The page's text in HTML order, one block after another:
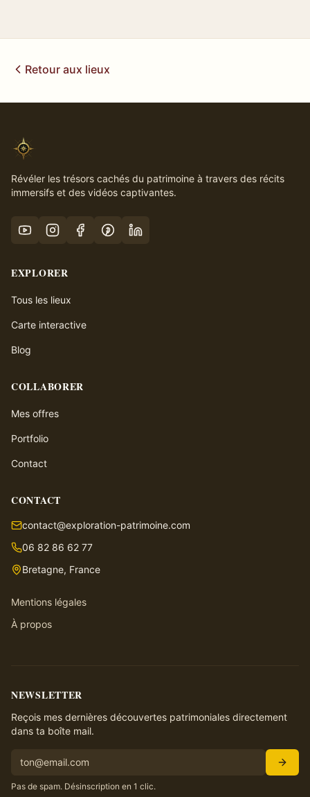
Retour aux lieux
Révéler les trésors cachés du patrimoine à travers des récits
immersifs et des vidéos captivantes.
EXPLORER
Tous les lieux
Carte interactive
Blog
COLLABORER
Mes offres
Portfolio
Contact
CONTACT
contact@exploration-patrimoine.com
06 82 86 62 77
Bretagne, France
Mentions légales
À propos
NEWSLETTER
Reçois mes dernières découvertes patrimoniales directement
dans ta boîte mail.
Pas de spam. Désinscription en 1 clic.